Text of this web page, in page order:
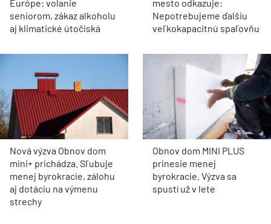
Európe: volanie
seniorom, zákaz alkoholu
aj klimatické útočiská
mesto odkazuje:
Nepotrebujeme ďalšiu
veľkokapacitnú spaľovňu
Nová výzva Obnov dom
mini+ prichádza. Sľubuje
menej byrokracie, zálohu
aj dotáciu na výmenu
strechy
Obnov dom MINI PLUS
prinesie menej
byrokracie. Výzva sa
spustí už v lete